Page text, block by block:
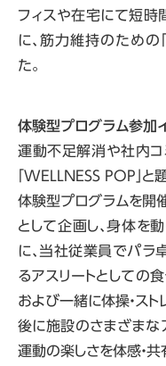
フィスや在宅にて短時
に、筋力維持のための
た。
体験型プログラム参加
運動不足解消や社内コ
「WELLNESS POP」
体験型プログラムを開
として企画し、身体を
に、当社従業員でパラ
るアスリートとしての
および一緒に体操・スト
後に施設のさまざまな
運動の楽しさを体感・共